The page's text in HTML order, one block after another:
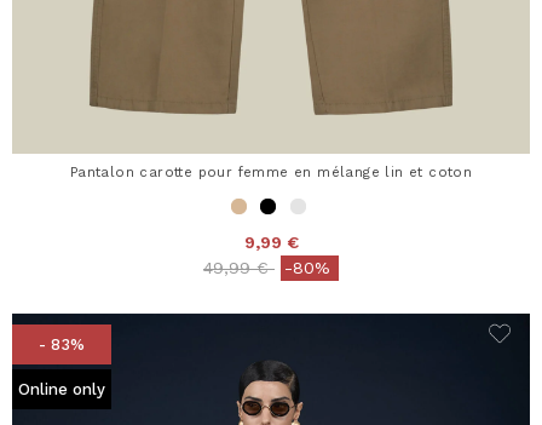
Pantalon carotte pour femme en mélange lin et coton
9,99 €
Price reduced from
49,99 €to-80%
- 83%
Online only